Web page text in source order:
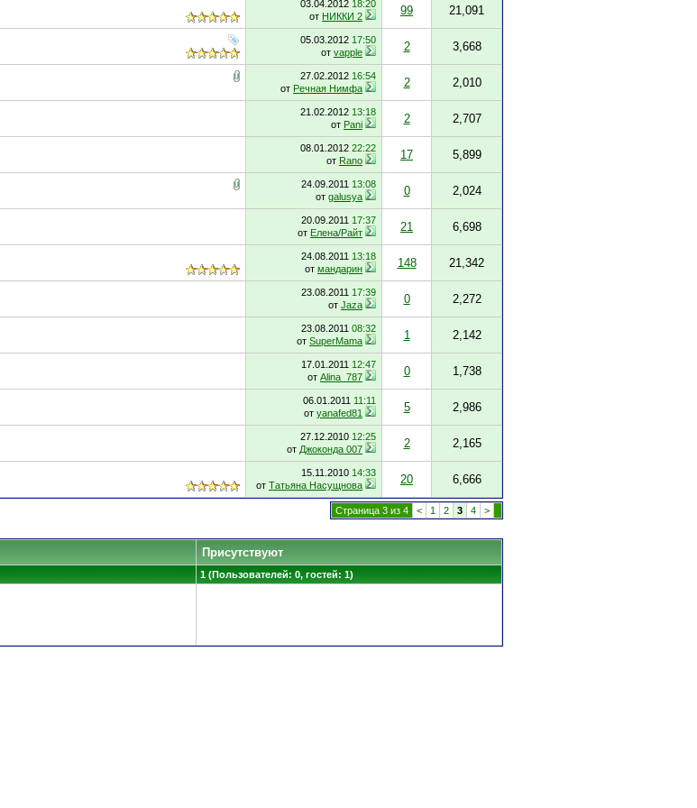
03.04.2012 18:20
от НИККИ 2 99 21,091
05.03.2012 17:50
от vapple 2 3,668
27.02.2012 16:54
от Речная Нимфа 2 2,010
21.02.2012 13:18
от Pani 2 2,707
08.01.2012 22:22
от Rano 17 5,899
24.09.2011 13:08
от galusya 0 2,024
20.09.2011 17:37
от Елена/Райт 21 6,698
24.08.2011 13:18
от мандарин 148 21,342
23.08.2011 17:39
от Jaza 0 2,272
23.08.2011 08:32
от SuperMama 1 2,142
17.01.2011 12:47
от Alina_787 0 1,738
06.01.2011 11:11
от yanafed81 5 2,986
27.12.2010 12:25
от Джоконда 007 2 2,165
15.11.2010 14:33
от Татьяна Насущнова 20 6,666
Страница 3 из 4 < 1 2 3 4 >
Присутствуют
1 (Пользователей: 0, гостей: 1)